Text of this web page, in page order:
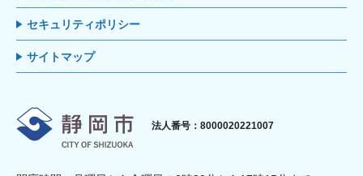
セキュリティポリシー
サイトマップ
静岡市
法人番号：8000020221007